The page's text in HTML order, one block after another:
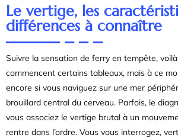
Le vertige, les
différences à connaître
Suivre la sensation de ferry en tempête,
commencent certains tableaux, mais à ce
encore si vous naviguez sur une mer
brouillard central du cerveau. Parfois, le
vous associez le vertige brutal à un
rentre dans l’ordre. Vous vous interrogez,